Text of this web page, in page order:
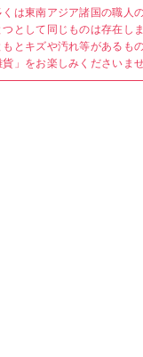
は東南アジア諸国の職人
として同じものは存在し
とキズや汚れ等があるも
」をお楽しみくださいませ